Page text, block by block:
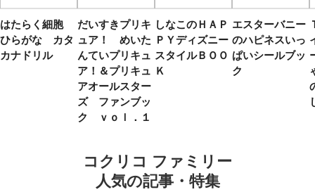
はたらく細胞
ひらがな カタ
カナドリル
だいすきプリキ
ュア！ めいた
んていプリキュ
ア！＆プリキュ
アオールスター
ズ ファンブッ
ク ｖｏｌ．１
しなこのＨＡＰ
ＰＹディズニー
スタイルＢＯＯ
Ｋ
エスターバニー
のハピネスいっ
ぱいシールブッ
ク
コクリコ ファミリー
人気の記事・特集